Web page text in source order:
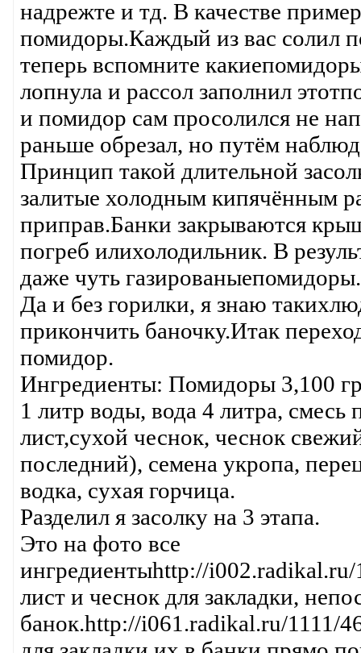
надрежте и тд. В качестве
помидоры.Каждый из вас солил
теперь вспомните
лопнула и рассол заполнил
и помидор сам просолился не
раньше обрезал, но путём
Принцип такой длительной
залитые холодным кипячённым
приправ.Банки закрываются
погреб илихолодильник. В
даже чуть
Да и без горилки, я знаю
прикончить баночку.Итак
помидор.
Ингредиенты: Помидоры 3,100
1 литр воды, вода 4 литра, смесь
лист,сухой чеснок, чеснок
последний), семена укропа,
водка, сухая горчица.
Разделил я засолку на 3 этапа.
Это на фото все
ингредиентыhttp://
лист и чеснок для закладки,
банок.http://i061.radikal.ru/1111/